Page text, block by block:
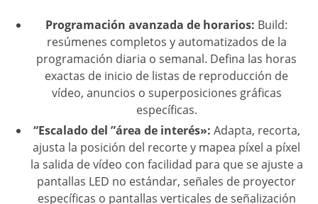
Programación avanzada de horarios: Build:
resúmenes completos y automatizados de la
programación diaria o semanal. Defina las horas
exactas de inicio de listas de reproducción de
vídeo, anuncios o superposiciones gráficas
específicas.
“Escalado del ”área de interés»: Adapta, recorta,
ajusta la posición del recorte y mapea píxel a píxel
la salida de vídeo con facilidad para que se ajuste a
pantallas LED no estándar, señales de proyector
específicas o pantallas verticales de señalización